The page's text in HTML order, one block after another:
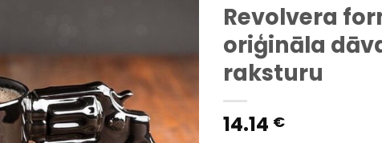
Revolvera
oriģināla
raksturu
14.14 €